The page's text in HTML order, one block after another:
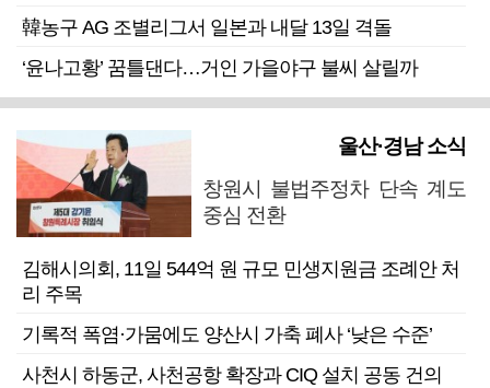
韓농구 AG 조별리그서 일본과 내달 13일 격돌
‘윤나고황’ 꿈틀댄다…거인 가을야구 불씨 살릴까
울산·경남 소식
창원시 불법주정차 단속 계도
중심 전환
김해시의회, 11일 544억 원 규모 민생지원금 조례안 처
리 주목
기록적 폭염·가뭄에도 양산시 가축 폐사 ‘낮은 수준’
사천시 하동군, 사천공항 확장과 CIQ 설치 공동 건의